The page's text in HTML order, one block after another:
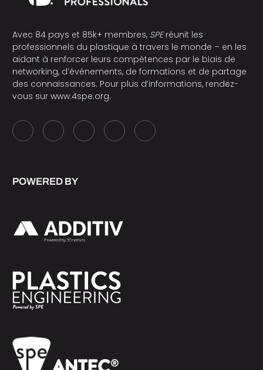
Avec 84 pays et 85k+ membres, SPEréunit les
professionnels du plastique à travers le monde – en les
aidant à renforcer leurs compétences par le biais de
networking, d’événements, de formations et de partage
des connaissances. Pour plus d’informations, rendez-
vous sur www.4spe.org.
POWERED BY